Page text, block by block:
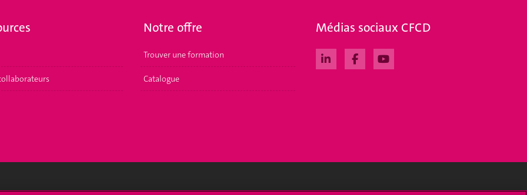
Notre offre
Trouver une formation
Catalogue
Médias sociaux CFCD